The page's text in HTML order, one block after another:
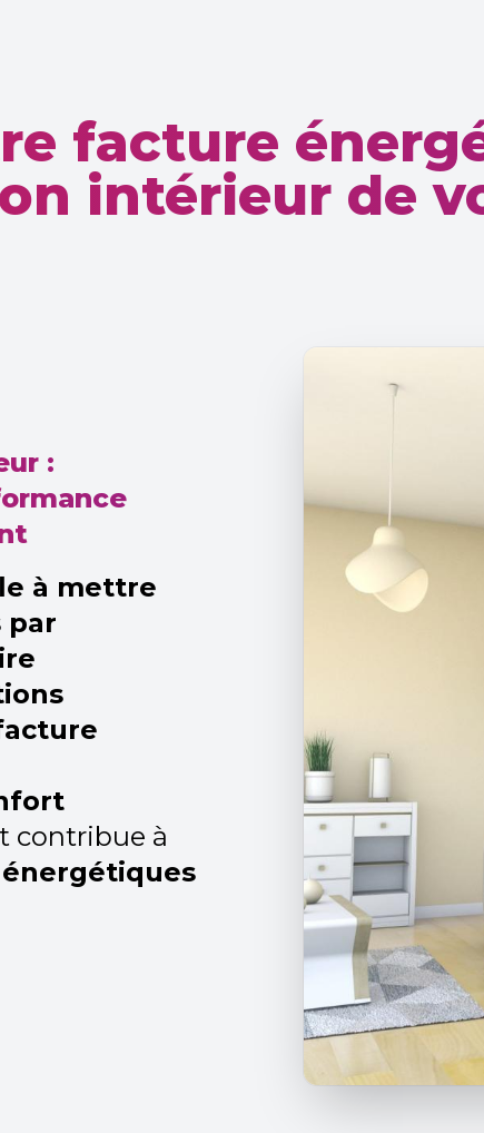
facture
intérieur de
:
à mettre
par
contribue à